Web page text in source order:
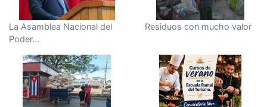
La Asamblea Nacional del
Poder...
Residuos con mucho valor